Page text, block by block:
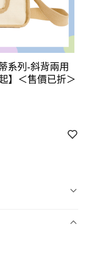
系列-斜背兩用
】＜售價已折＞